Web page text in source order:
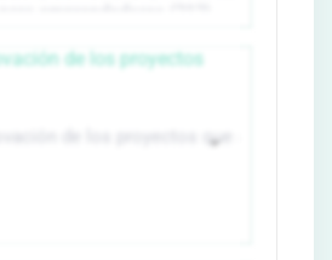
de los proyectos